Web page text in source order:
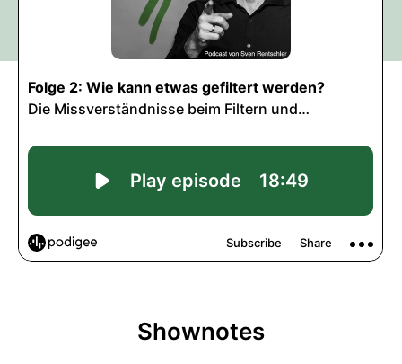
Shownotes